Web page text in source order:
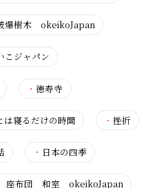
爆樹木 okeikoJapan
ジャパン
・徳寿寺
寝るだけの時間 ・挫折
・ 日本の四季
座布団 和室 okeikoJapan